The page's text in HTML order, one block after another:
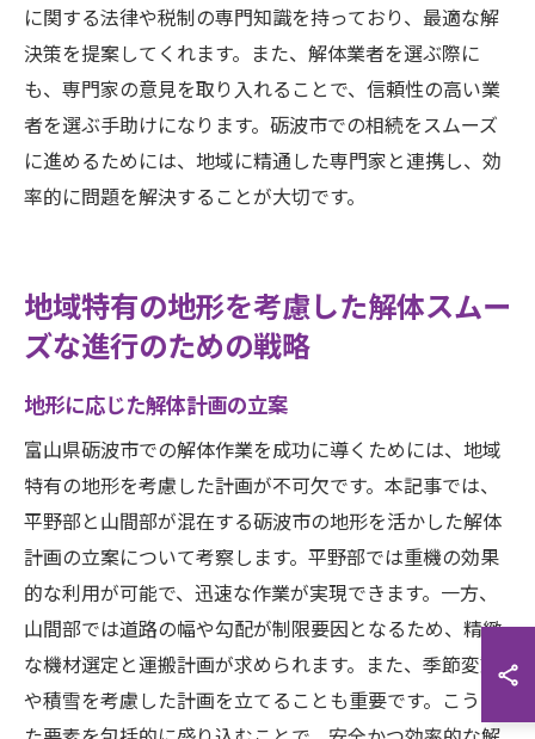
に関する法律や税制の専門知識を持っており、最適な解
決策を提案してくれます。また、解体業者を選ぶ際に
も、専門家の意見を取り入れることで、信頼性の高い業
者を選ぶ手助けになります。砺波市での相続をスムーズ
に進めるためには、地域に精通した専門家と連携し、効
率的に問題を解決することが大切です。
地域特有の地形を考慮した解体スムー
ズな進行のための戦略
地形に応じた解体計画の立案
富山県砺波市での解体作業を成功に導くためには、地域
特有の地形を考慮した計画が不可欠です。本記事では、
平野部と山間部が混在する砺波市の地形を活かした解体
計画の立案について考察します。平野部では重機の効果
的な利用が可能で、迅速な作業が実現できます。一方、
山間部では道路の幅や勾配が制限要因となるため、精緻
な機材選定と運搬計画が求められます。また、季節変動
や積雪を考慮した計画を立てることも重要です。こうし